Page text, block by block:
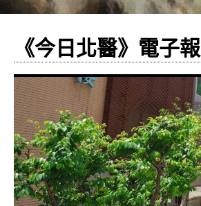
《今日北醫》電子報